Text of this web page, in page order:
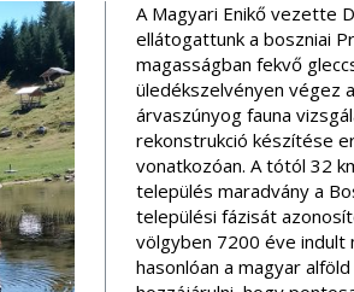
A Magyari Enikő vezette
ellátogattunk a boszniai
magasságban fekvő
üledékszelvényen végez
árvaszúnyog fauna
rekonstrukció készítése
vonatkozóan. A tótól 32
település maradvány a
települési fázisát
völgyben 7200 éve indult
hasonlóan a magyar